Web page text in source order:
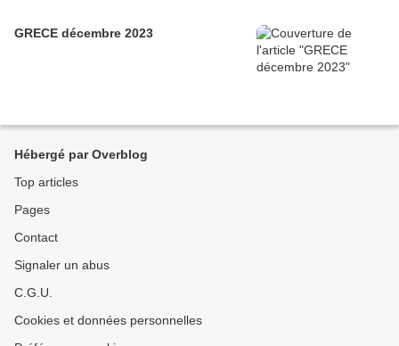
GRECE décembre 2023
Hébergé par Overblog
Top articles
Pages
Contact
Signaler un abus
C.G.U.
Cookies et données personnelles